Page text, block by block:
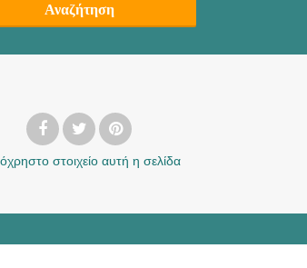
Αναζήτηση
στοιχείο αυτή η σελίδα